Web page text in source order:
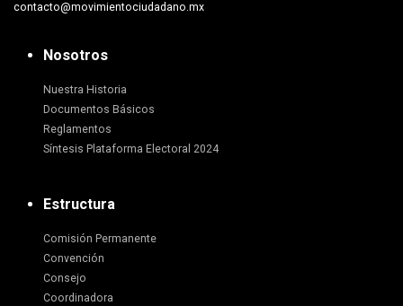
contacto@movimientociudadano.mx
Nosotros
Nuestra Historia
Documentos Básicos
Reglamentos
Síntesis Plataforma Electoral 2024
Estructura
Comisión Permanente
Convención
Consejo
Coordinadora